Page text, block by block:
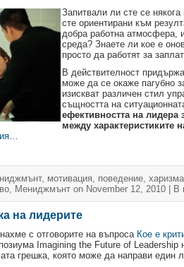
Запитвали ли сте се
сте ориентирани към
добра работна атмосфера,
среда? Знаете ли кое е
просто да работят за
В действителност
може да се окаже пагубно
изискват различен стил
същността на
ефективността на лидера
между характеристиките
, мотивация, поведение, харизма
, Мениджмънт on November 12, 2010 |
на лидерите
с отговорите на въпроса Кое е
Imagining the Future of
грешка, която може да направи един